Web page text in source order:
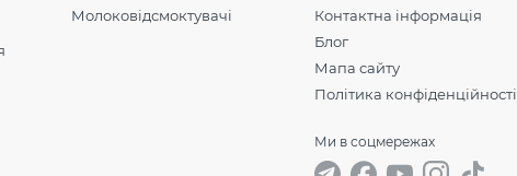
Молоковідсмоктувачі
Контактна інформація
Блог
Мапа сайту
Політика конфіденційності
Ми в соцмережах